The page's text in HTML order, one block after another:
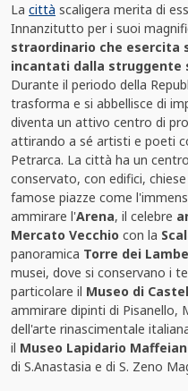
La città scaligera merita di
Innanzitutto per i suoi
straordinario che
incantati dalla struggente
Durante il periodo della
trasforma e si abbellisce di
diventa un attivo centro di
attirando a sé artisti e poeti
Petrarca. La città ha un
conservato, con edifici,
famose piazze come
ammirare l'Arena, il celebre
Mercato Vecchio con la
panoramica Torre dei
musei, dove si conservano i
particolare il Museo di
ammirare dipinti di Pisanello,
dell'arte rinascimentale
il Museo Lapidario
di S.Anastasia e di S. Zeno